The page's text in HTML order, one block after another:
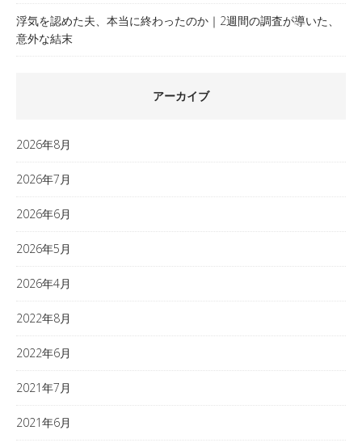
浮気を認めた夫、本当に終わったのか｜2週間の調査が導いた、
意外な結末
アーカイブ
2026年8月
2026年7月
2026年6月
2026年5月
2026年4月
2022年8月
2022年6月
2021年7月
2021年6月